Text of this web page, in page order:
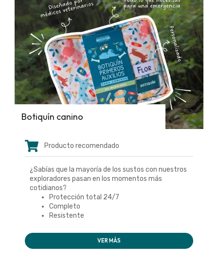
Botiquín canino
Producto recomendado
¿Sabías que la mayoría de los sustos con nuestros
exploradores pasan en los momentos más
cotidianos?
Protección total 24/7
Completo
Resistente
VER MÁS